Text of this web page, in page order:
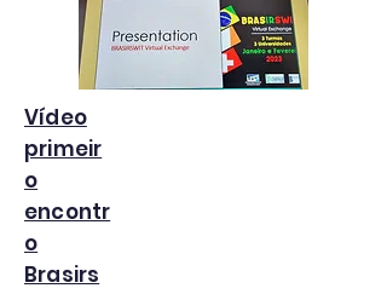
Vídeo
primeir
o
encontr
o
Brasirs